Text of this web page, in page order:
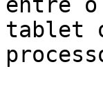
tablet